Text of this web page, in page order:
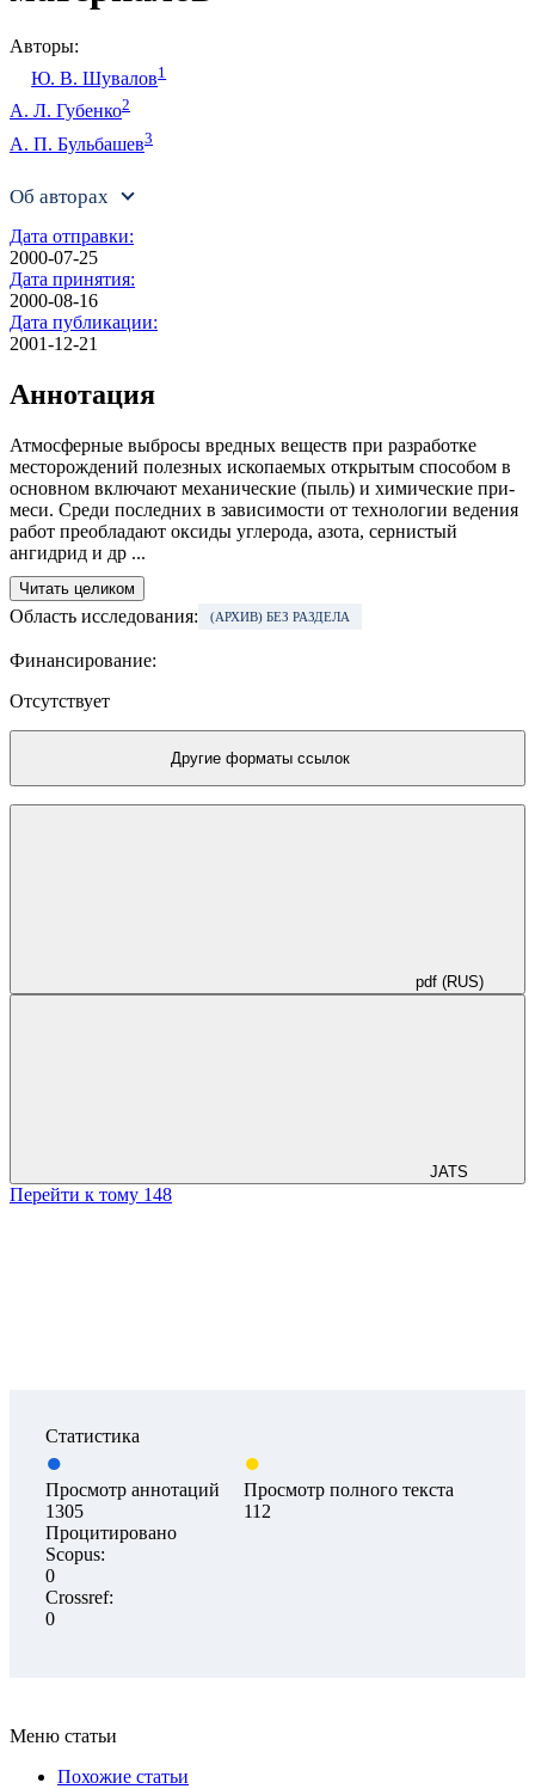
Авторы:
Ю. В. Шувалов1
А. Л. Губенко2
А. П. Бульбашев3
Об авторах
Дата отправки:
2000-07-25
Дата принятия:
2000-08-16
Дата публикации:
2001-12-21
Аннотация
Атмосферные выбросы вредных веществ при разработке
месторождений полезных ис­копаемых открытым способом в
основном включают механические (пыль) и химические при­
меси. Среди последних в зависимости от технологии ведения
работ преобладают оксиды угле­рода, азота, сернистый
ангидрид и др ...
Читать целиком
Область исследования: (АРХИВ) БЕЗ РАЗДЕЛА
Финансирование:
Отсутствует
Другие форматы ссылок
pdf (RUS)
JATS
Перейти к тому 148
Статистика
Просмотр аннотаций
1305
Просмотр полного текста
112
Процитировано
Scopus:
0
Crossref:
0
Меню статьи
Похожие статьи